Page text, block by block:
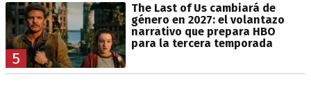
5
The Last of Us cambiará de
género en 2027: el volantazo
narrativo que prepara HBO
para la tercera temporada